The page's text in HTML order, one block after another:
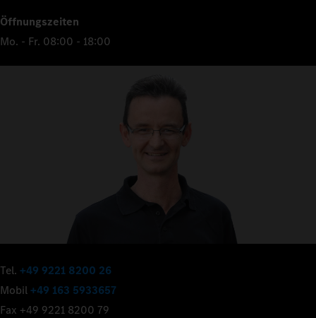
Öffnungszeiten
Mo. - Fr. 08:00 - 18:00
Tel. +49 9221 8200 26
Mobil+49 163 5933657
Fax +49 9221 8200 79